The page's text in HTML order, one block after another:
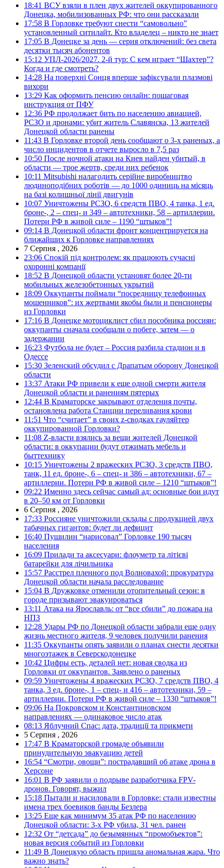
18:41 ВСУ взяли в плен двух жителей оккупированного
Донецка, мобилизованных РФ: что они рассказали
17:58 В Горловке требуют снести “самовольно”
установленный ситилайт. Кто владелец – никто не знает
17:05 В Донецке за день — серия отключений: без света
десятки тысяч абонентов
15:12 УПЛ-2026/2027. 2-й тур: С кем играет “Шахтер”?
Когда и где смотреть?
14:28 На поверхні Сонця вперше зафіксували плазмові
вихори
13:29 Как оформить пенсию онлайн: пошаговая
инструкция от ПФУ
12:36 РФ продолжает бить по населению авиацией,
РСЗО и дронами: убит житель Славянска, 13 жителей
Донецкой области ранены
11:43 В Горловке второй день сообщают о 3-х раненых, а
число инцидентов в отчете выросло в 7,5 раз
10:50 После ночной атаки на Киев найден убитый, в
области — трое жертв, среди них ребенок
10:11 Mitsubishi налагодить серійне виробництво
людиноподібних роботів — до 1000 одиниць на місяць
на базі колишньої лінії двигунів
10:07 Уничтожены РСЗО, 6 средств ПВО, 4 танка, 1 ед.
броне-, 2 – спец- и 349 – автотехники, 58 – артиллерии.
Потери РФ в живой силе – 1190 “штыков”!
09:14 В Донецкой области фронт концентрируется на
ближайших к Горловке направлениях
7 Серпня , 2026
23:06 Спокій під контролем: як працюють сучасні
охоронні компанії
18:52 В Донецкой области установят более 20-ти
мобильных железобетонных укрытий
18:09 Оккупанты поймали “посредницу телефонных
мошенников”: их жертвами якобы были и пенсионеры
из Горловки
17:16 В Донецке мотоциклист сбил пособника россиян:
оккупанты сначала сообщали о побеге, затем — о
задержании
16:23 Футбола не будет – Россия разбила стадион и в
Одессе
15:30 Зеленский обсудил с Драпатым оборону Донецкой
области
13:37 Атаки РФ привели к еще одной смерти жителя
Донецкой области и ранениям пятерых
12:44 В Краматорске закрывают отделения почты,
остановлена работа Станции переливания крови
11:51 Что “считает” в своих z-сводках гауляйтер
оккупированной Горловки?
11:08 Z-власти взялись за вещи жителей Донецкой
области: в оккупации будут отжимать мебель и
быттехнику
10:15 Уничтожены 2 вражеских РСЗО, 3 средств ПВО,
танк, 11 ед. броне-, 6 – спец- и 386 – автотехники, 67 –
артиллерии. Потери РФ в живой силе – 1210 “штыков”!
09:22 Именно здесь сейчас самый ад: основные бои идут
в 20–50 км от Горловки
6 Серпня , 2026
17:33 Россияне уничтожили склады с продукцией двух
табачных гигантов: будет ли дефицит
16:40 Пушилин “нарисовал” Горловке 190 тысяч
населения
16:09 Прилади та аксесуари: флоуметр та літієві
батарейки для лічильника
15:57 Расстрел пленного под Волновахой: прокуратура
Донецкой области начала расследование
15:04 В Дружковке отменили отопительный сезон: в
городе призывают эвакуироваться
13:11 Атака на Ярославль: от “все сбили” до пожара на
НПЗ
12:28 Удары РФ по Донецкой области забрали еще одну
жизнь местного жителя, 9 человек получили ранения
11:35 Оккупанты опять заявили о планах снести десятки
многоэтажек в Северскодонецке
10:42 Цифры есть, деталей нет: новая сводка из
Горловки от оккупантов. Заявлено о раненых
09:59 Уничтожены 4 вражеских РСЗО, 7 средств ПВО, 4
танка, 3 ед. броне-, 1 – спец- и 416 – автотехники, 59 –
артиллерии. Потери РФ в живой силе – 1330 “штыков”!
09:06 На Покровском и Константиновском
направлениях — одинаковое число атак
08:13 Яблучний Спас: дата, традиції та прикмети
5 Серпня , 2026
17:47 В Краматорской громаде объявили
принудительную эвакуацию детей
16:54 “Смотри, овощи”: пострадавший об атаке дрона в
Херсоне
16:01 В РФ заявили о подрыве разработчика FPV-
дронов. Говорят, выжил
15:18 Пытали и насиловали в Горловке: стали известны
имена трех боевиков банды Безлера
13:25 Еще как минимум 35 атак РФ по населению
Донецкой области: 3-х РФ убила, 31 чел. ранен
12:32 От “детсада” до безымянных “промобъектов”:
новая версия событий из Горловки
11:49 В Донецкую область пришла аномальная жара. Что
важно знать?